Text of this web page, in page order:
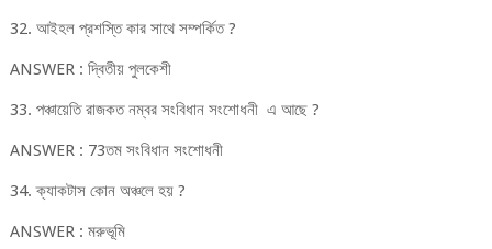
32. আইহল প্রশস্তি কার সাথে সম্পর্কিত ?
ANSWER : দ্বিতীয় পুলকেশী
33. পঞ্চায়েতি রাজকত নম্বর সংবিধান সংশোধনী এ আছে ?
ANSWER : 73তম সংবিধান সংশোধনী
34. ক্যাকটাস কোন অঞ্চলে হয় ?
ANSWER : মরুভূমি